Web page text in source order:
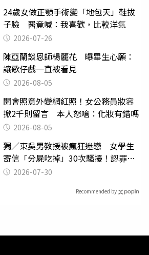
24歲女做正顎手術變「地包天」鞋拔
子臉 醫竟喊：我喜歡，比較洋氣
2026-07-26
陳亞蘭談恩師楊麗花 曝畢生心願：
讓歌仔戲一直被看見
2026-08-05
開會照意外變網紅照！女公務員妝容
掀2千則留言 本人怒嗆：化妝有錯嗎
2026-08-05
獨／東吳男教授被瘋狂迷戀 女學生
寄信「分屍吃掉」30次騷擾！認罪免
關 2026-07-30
Recommended by